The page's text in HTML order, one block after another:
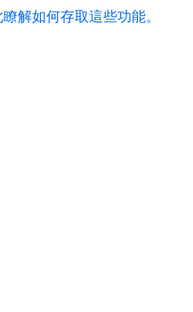
解如何存取這些功能。